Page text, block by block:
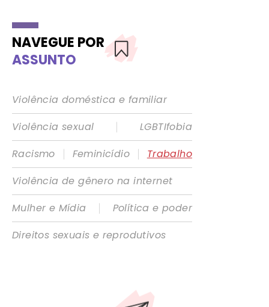
NAVEGUE POR
ASSUNTO
Violência doméstica e familiar
Violência sexual
|
LGBTIfobia
Racismo
| Feminicídio |
Trabalho
Violência de gênero na internet
Mulher e Mídia
|
Política e poder
Direitos sexuais e reprodutivos